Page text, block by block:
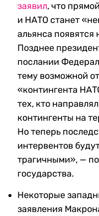
заявил, что
и НАТО станет
альянса
Позднее
послании
тему возможной
«контингента
тех, кто
контингенты на
Но теперь
интервентов
трагичными», —
государства.
Некоторые
заявления